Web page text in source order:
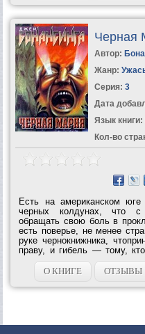
Черная
Автор:
Жанр:
Серия: 3
Дата
Язык книги:
Кол-во
Есть на американском
черных колдунах, что с
обращать свою боль в
есть поверье, не менее
руке чернокнижника,
праву, и гибель — тому,
поверит в легенды
несутся по шоссе шоферы
О КНИГЕ ОТЗЫВЫ